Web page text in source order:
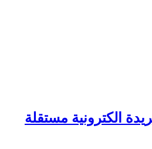
الكترونية مستقلة